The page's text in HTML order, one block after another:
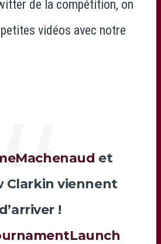
de la compétition, on
vidéos avec notre
et
Clarkin viennent
d’arriver !